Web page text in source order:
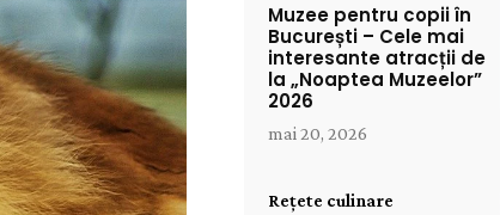
Muzee pentru copii în
București – Cele mai
interesante atracții de
la „Noaptea Muzeelor”
2026
mai 20, 2026
Rețete culinare